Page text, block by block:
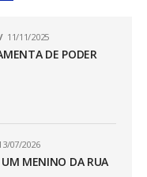
11/11/2025
DE PODER
07/2026
MENINO DA RUA